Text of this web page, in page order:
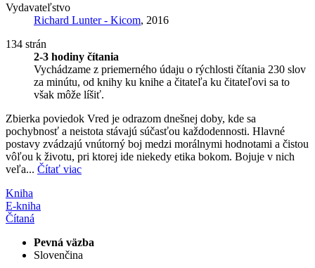
Vydavateľstvo
Richard Lunter - Kicom, 2016
134 strán
2-3 hodiny čítania
Vychádzame z priemerného údaju o rýchlosti čítania 230 slov
za minútu, od knihy ku knihe a čitateľa ku čitateľovi sa to
však môže líšiť.
Zbierka poviedok Vred je odrazom dnešnej doby, kde sa
pochybnosť a neistota stávajú súčasťou každodennosti. Hlavné
postavy zvádzajú vnútorný boj medzi morálnymi hodnotami a čistou
vôľou k životu, pri ktorej ide niekedy etika bokom. Bojuje v nich
veľa... Čítať viac
Kniha
E-kniha
Čítaná
Pevná väzba
Slovenčina